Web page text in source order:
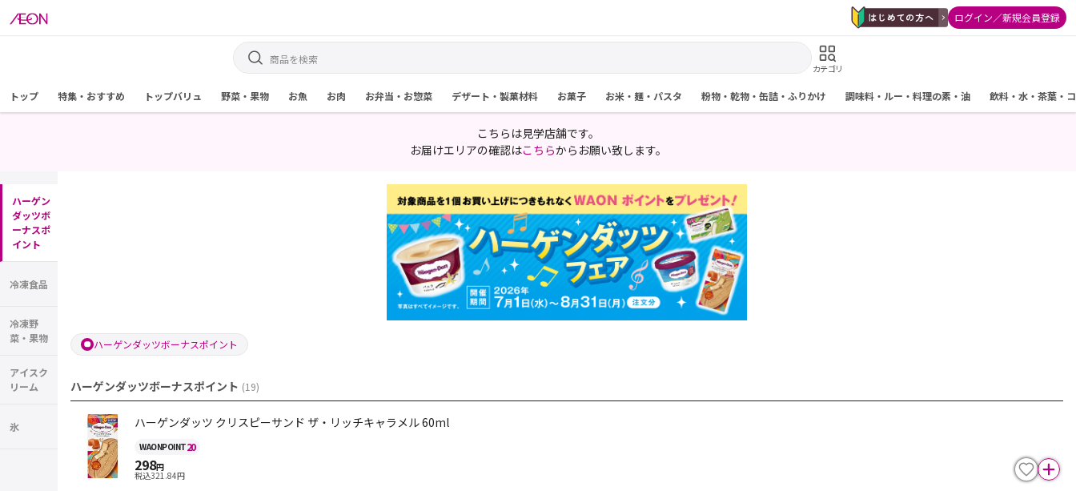
ログイン／新規会員登録
カテゴリ
トップ 特集・おすすめ トップバリュ 野菜・果物 お魚 お肉 お弁当・お惣菜 デザート・製菓材料 お菓子 お米・麺・パスタ 粉物・乾物・缶詰・ふりかけ 調味料・ルー・料理の素・油 飲料・水・茶葉・
こちらは見学店舗です。
お届けエリアの確認はこちらからお願い致します。
ハーゲン
ダッツボ
ーナスポ
イント
冷凍食品
冷凍野
菜・果物
アイスク
リーム
氷
ハーゲンダッツボーナスポイント
ハーゲンダッツボーナスポイント (19)
ハーゲンダッツ クリスピーサンド ザ・リッチキャラメル 60ml
WAONPOINT20
298円
税込321.84円